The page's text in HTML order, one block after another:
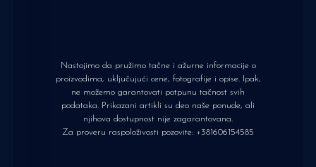
Nastojimo da pružimo tačne i ažurne informacije o
proizvodima, uključujući cene, fotografije i opise. Ipak,
ne možemo garantovati potpunu tačnost svih
podataka. Prikazani artikli su deo naše ponude, ali
njihova dostupnost nije zagarantovana.
Za proveru raspoloživosti pozovite: +381606154585